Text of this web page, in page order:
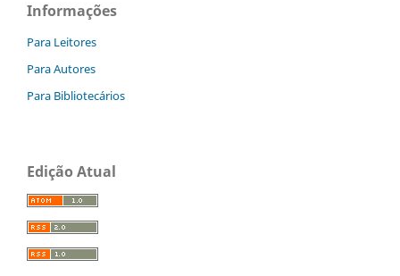
Informações
Para Leitores
Para Autores
Para Bibliotecários
Edição Atual